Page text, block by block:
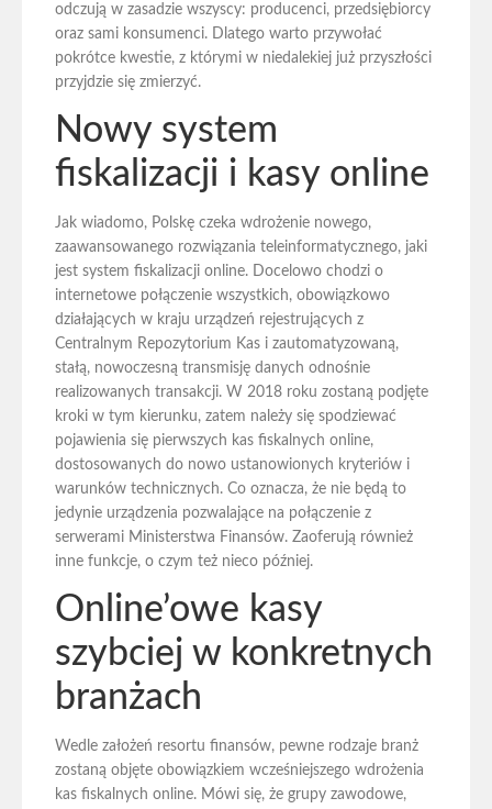
odczują w zasadzie wszyscy: producenci, przedsiębiorcy
oraz sami konsumenci. Dlatego warto przywołać
pokrótce kwestie, z którymi w niedalekiej już przyszłości
przyjdzie się zmierzyć.
Nowy system
fiskalizacji i kasy online
Jak wiadomo, Polskę czeka wdrożenie nowego,
zaawansowanego rozwiązania teleinformatycznego, jaki
jest system fiskalizacji online. Docelowo chodzi o
internetowe połączenie wszystkich, obowiązkowo
działających w kraju urządzeń rejestrujących z
Centralnym Repozytorium Kas i zautomatyzowaną,
stałą, nowoczesną transmisję danych odnośnie
realizowanych transakcji. W 2018 roku zostaną podjęte
kroki w tym kierunku, zatem należy się spodziewać
pojawienia się pierwszych kas fiskalnych online,
dostosowanych do nowo ustanowionych kryteriów i
warunków technicznych. Co oznacza, że nie będą to
jedynie urządzenia pozwalające na połączenie z
serwerami Ministerstwa Finansów. Zaoferują również
inne funkcje, o czym też nieco później.
Online’owe kasy
szybciej w konkretnych
branżach
Wedle założeń resortu finansów, pewne rodzaje branż
zostaną objęte obowiązkiem wcześniejszego wdrożenia
kas fiskalnych online. Mówi się, że grupy zawodowe,